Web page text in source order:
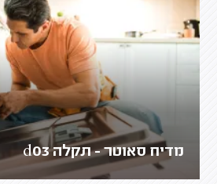
מדיח סאוטר - תקלה d03